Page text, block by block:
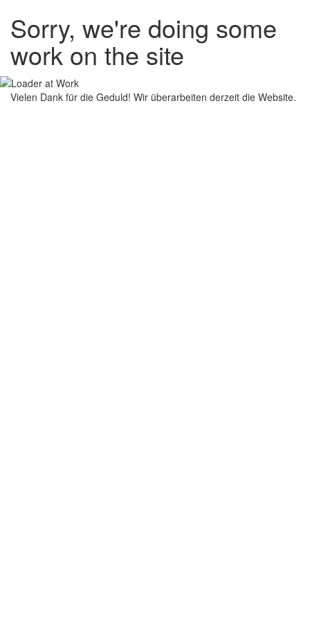
Sorry, we're doing some
work on the site
Vielen Dank für die Geduld! Wir überarbeiten derzeit die Website.